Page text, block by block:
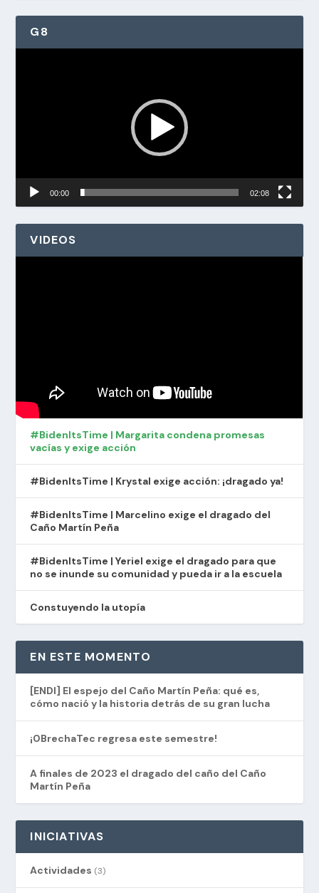
G8
00:00 02:08
VIDEOS
#BidenItsTime | Margarita condena promesas
vacías y exige acción
#BidenItsTime | Krystal exige acción: ¡dragado ya!
#BidenItsTime | Marcelino exige el dragado del
Caño Martín Peña
#BidenItsTime | Yeriel exige el dragado para que
no se inunde su comunidad y pueda ir a la escuela
Constuyendo la utopía
EN ESTE MOMENTO
[ENDI] El espejo del Caño Martín Peña: qué es,
cómo nació y la historia detrás de su gran lucha
¡0BrechaTec regresa este semestre!
A finales de 2023 el dragado del caño del Caño
Martín Peña
INICIATIVAS
Actividades (3)